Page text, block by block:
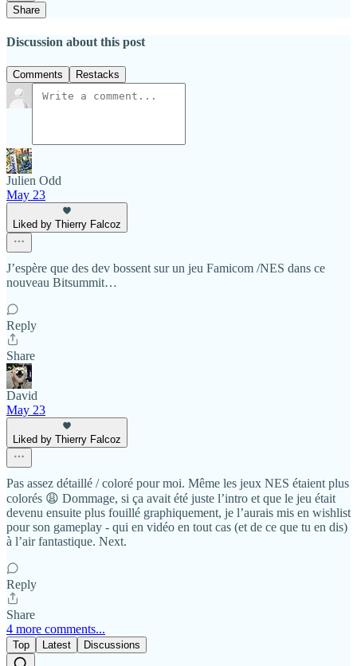
Share
Discussion about this post
Comments Restacks
Julien Odd
May 23
Liked by Thierry Falcoz
J’espère que des dev bossent sur un jeu Famicom /NES dans ce
nouveau Bitsummit…
Reply
Share
David
May 23
Liked by Thierry Falcoz
Pas assez détaillé / coloré pour moi. Même les jeux NES étaient plus
colorés 😩 Dommage, si ça avait été juste l’intro et que le jeu était
devenu ensuite plus fouillé graphiquement, je l’aurais mis en wishlist
pour son gameplay - qui en vidéo en tout cas (et de ce que tu en dis)
à l’air fantastique. Next.
Reply
Share
4 more comments...
Top Latest Discussions